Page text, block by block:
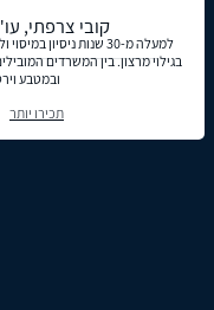
קובי צרפתי,
בגילוי מרצון. בין המשרדים
ובמטבע
תכירו יותר